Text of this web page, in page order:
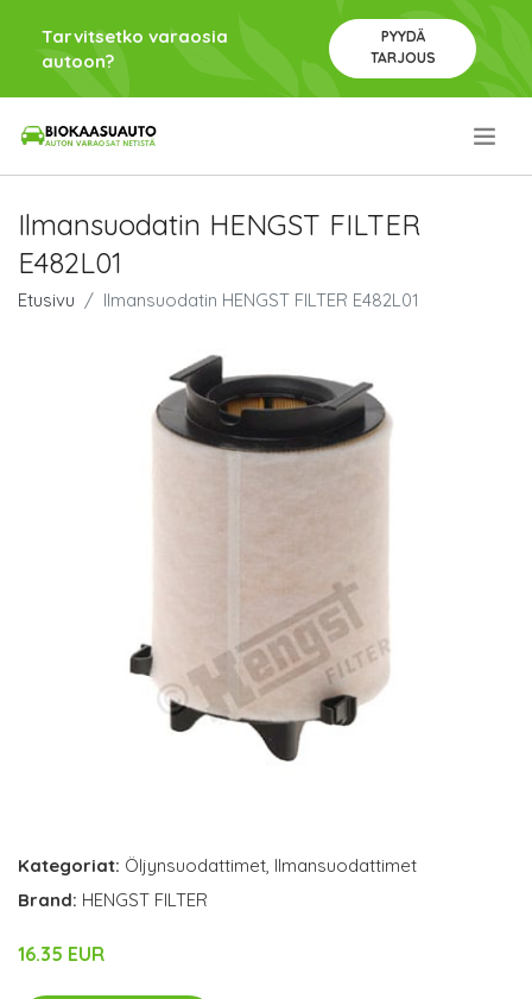
Tarvitsetko varaosia
autoon?
PYYDÄ
TARJOUS
Ilmansuodatin HENGST FILTER
E482L01
Etusivu Ilmansuodatin HENGST FILTER E482L01
Kategoriat: Öljynsuodattimet, Ilmansuodattimet
Brand: HENGST FILTER
16.35 EUR